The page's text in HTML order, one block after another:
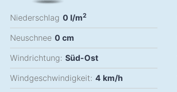
Niederschlag 0 l/m2
Neuschnee 0 cm
Windrichtung: Süd-Ost
Windgeschwindigkeit: 4 km/h